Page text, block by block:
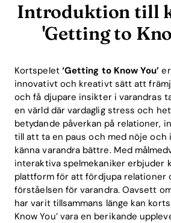
Introduktion till
'Getting to
Kortspelet ‘Getting to Know You’
innovativt och kreativt sätt att
och få djupare insikter i varandras
en värld där vardaglig stress och
betydande påverkan på relationer,
till att ta en paus och med nöje och
känna varandra bättre. Med
interaktiva spelmekaniker erbjuder
plattform för att fördjupa relationer
förståelsen för varandra. Oavsett
har varit tillsammans länge kan
Know You’ vara en berikande